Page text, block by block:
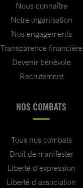
Nous connaître
Notre organisation
Nos engagements
Transparence financière
Devenir bénévole
Recrutement
NOS COMBATS
Tous nos combats
Droit de manifester
Liberté d'expression
Liberté d'association